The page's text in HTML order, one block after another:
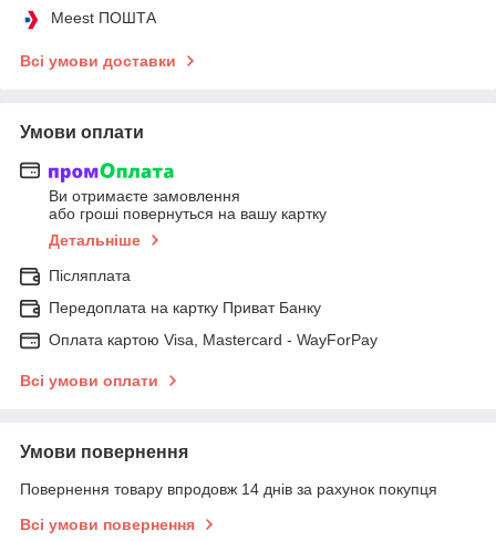
Meest ПОШТА
Всі умови доставки
Умови оплати
Ви отримаєте замовлення
або гроші повернуться на вашу картку
Детальніше
Післяплата
Передоплата на картку Приват Банку
Оплата картою Visa, Mastercard - WayForPay
Всі умови оплати
Умови повернення
Повернення товару впродовж 14 днів за рахунок покупця
Всі умови повернення